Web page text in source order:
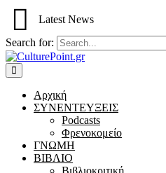
Latest News
Search for:
Αρχική
ΣΥΝΕΝΤΕΥΞΕΙΣ
Podcasts
Φρενοκομείο
ΓΝΩΜΗ
ΒΙΒΛΙΟ
Βιβλιοκριτική